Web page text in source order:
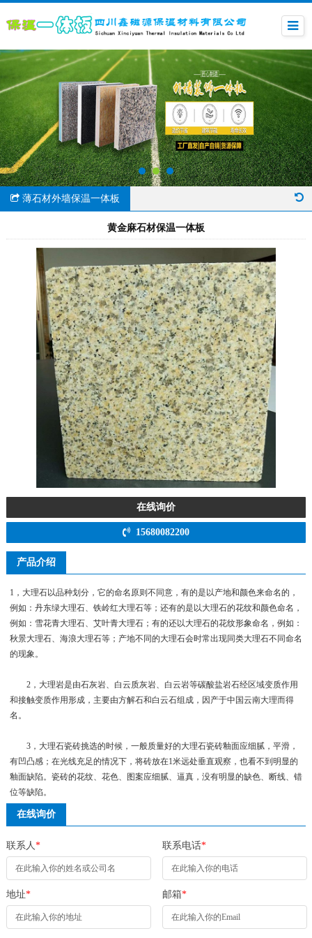
薄石材外墙保温一体板
黄金麻石材保温一体板
在线询价
15680082200
产品介绍
1，大理石以品种划分，它的命名原则不同意，有的是以产地和颜色来命名的，
例如：丹东绿大理石、铁岭红大理石等；还有的是以大理石的花纹和颜色命名，
例如：雪花青大理石、艾叶青大理石；有的还以大理石的花纹形象命名，例如：
秋景大理石、海浪大理石等；产地不同的大理石会时常出现同类大理石不同命名
的现象。
2，大理岩是由石灰岩、白云质灰岩、白云岩等碳酸盐岩石经区域变质作用
和接触变质作用形成，主要由方解石和白云石组成，因产于中国云南大理而得
名。
3，大理石瓷砖挑选的时候，一般质量好的大理石瓷砖釉面应细腻，平滑，
有凹凸感；在光线充足的情况下，将砖放在1米远处垂直观察，也看不到明显的
釉面缺陷。瓷砖的花纹、花色、图案应细腻、逼真，没有明显的缺色、断线、错
位等缺陷。
在线询价
联系人* 联系电话*
地址* 邮箱*